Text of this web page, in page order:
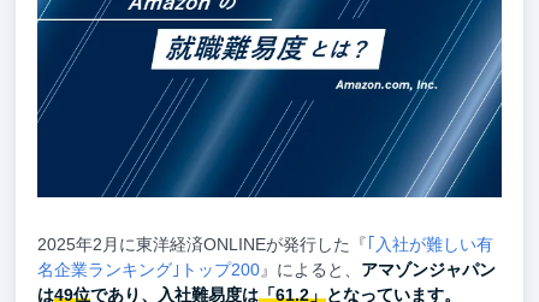
2025年2月に東洋経済ONLINEが発行した『 ｢入社が難しい有
名企業ランキング｣トップ200』によると、 アマゾンジャパン
は49位であり、入社難易度は「61.2」となっています。